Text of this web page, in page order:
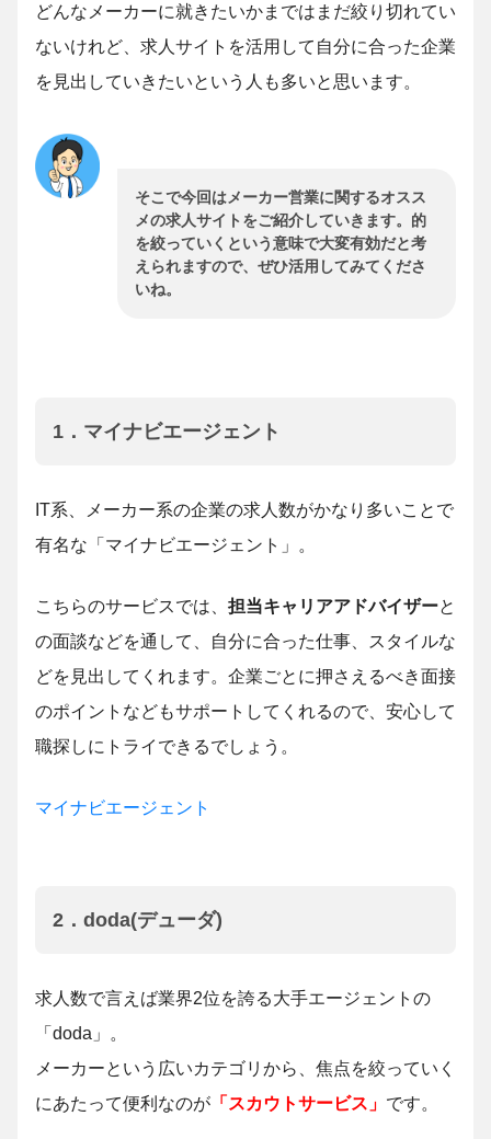
どんなメーカーに就きたいかまではまだ絞り切れてい
ないけれど、求人サイトを活用して自分に合った企業
を見出していきたいという人も多いと思います。
そこで今回はメーカー営業に関するオスス
メの求人サイトをご紹介していきます。的
を絞っていくという意味で大変有効だと考
えられますので、ぜひ活用してみてくださ
いね。
1．マイナビエージェント
IT系、メーカー系の企業の求人数がかなり多いことで
有名な「マイナビエージェント」。
こちらのサービスでは、 担当キャリアアドバイザーと
の面談などを通して、自分に合った仕事、スタイルな
どを見出してくれます。企業ごとに押さえるべき面接
のポイントなどもサポートしてくれるので、安心して
職探しにトライできるでしょう。
マイナビエージェント
2．doda(デューダ)
求人数で言えば業界2位を誇る大手エージェントの
「doda」。
メーカーという広いカテゴリから、焦点を絞っていく
にあたって便利なのが 「スカウトサービス」 です。